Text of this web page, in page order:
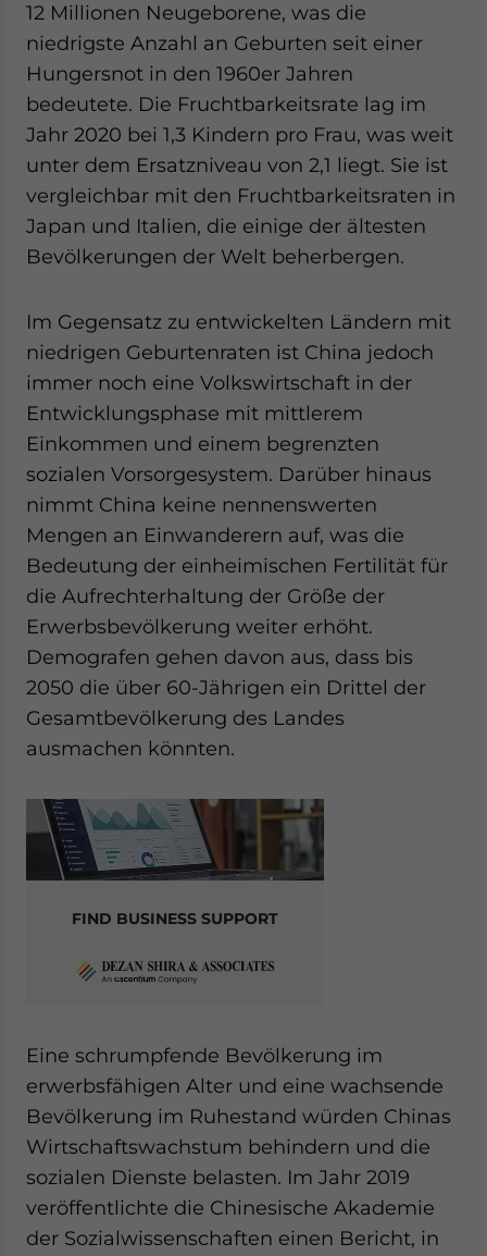
12 Millionen Neugeborene, was die
niedrigste Anzahl an Geburten seit einer
Hungersnot in den 1960er Jahren
bedeutete. Die Fruchtbarkeitsrate lag im
Jahr 2020 bei 1,3 Kindern pro Frau, was weit
unter dem Ersatzniveau von 2,1 liegt. Sie ist
vergleichbar mit den Fruchtbarkeitsraten in
Japan und Italien, die einige der ältesten
Bevölkerungen der Welt beherbergen.
Im Gegensatz zu entwickelten Ländern mit
niedrigen Geburtenraten ist China jedoch
immer noch eine Volkswirtschaft in der
Entwicklungsphase mit mittlerem
Einkommen und einem begrenzten
sozialen Vorsorgesystem. Darüber hinaus
nimmt China keine nennenswerten
Mengen an Einwanderern auf, was die
Bedeutung der einheimischen Fertilität für
die Aufrechterhaltung der Größe der
Erwerbsbevölkerung weiter erhöht.
Demografen gehen davon aus, dass bis
2050 die über 60-Jährigen ein Drittel der
Gesamtbevölkerung des Landes
ausmachen könnten.
FIND BUSINESS SUPPORT
Eine schrumpfende Bevölkerung im
erwerbsfähigen Alter und eine wachsende
Bevölkerung im Ruhestand würden Chinas
Wirtschaftswachstum behindern und die
sozialen Dienste belasten. Im Jahr 2019
veröffentlichte die Chinesische Akademie
der Sozialwissenschaften einen Bericht, in